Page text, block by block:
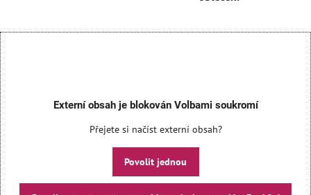
Externí obsah je blokován Volbami soukromí
Přejete si načíst externí obsah?
Povolit jednou